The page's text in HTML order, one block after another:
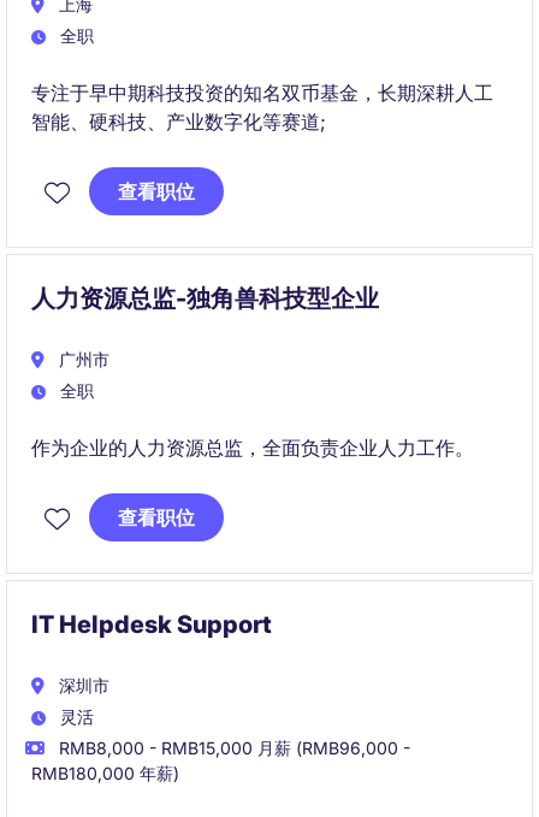
上海
全职
专注于早中期科技投资的知名双币基金，长期深耕人工
智能、硬科技、产业数字化等赛道;
查看职位
人力资源总监-独角兽科技型企业
广州市
全职
作为企业的人力资源总监，全面负责企业人力工作。
查看职位
IT Helpdesk Support
深圳市
灵活
RMB8,000 - RMB15,000 月薪 (RMB96,000 -
RMB180,000 年薪)